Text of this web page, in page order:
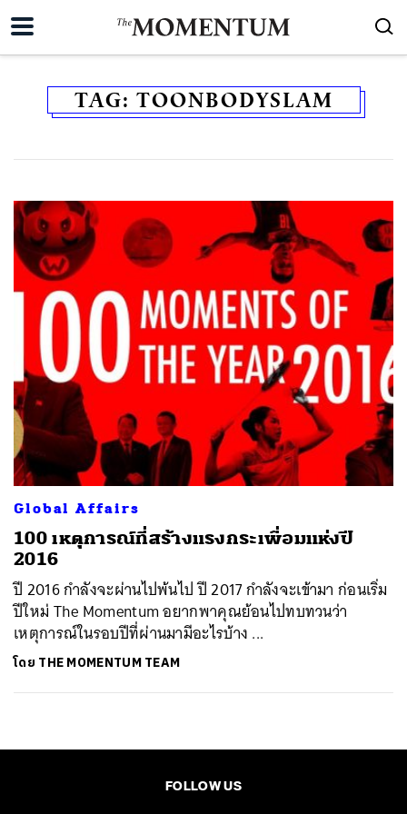
TAG: TOONBODYSLAM
Global Affairs
100 เหตุการณ์ที่สร้างแรงกระเพื่อมแห่งปี
2016
ปี 2016 กำลังจะผ่านไปพ้นไป ปี 2017 กำลังจะเข้ามา ก่อนเริ่ม
ปีใหม่ The Momentum อยากพาคุณย้อนไปทบทวนว่า
เหตุการณ์ในรอบปีที่ผ่านมามีอะไรบ้าง ...
โดย THE MOMENTUM TEAM
FOLLOW US
ค้นหา
SHARE TWEET LINE EMAIL